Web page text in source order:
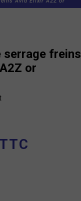
serrage freins
or